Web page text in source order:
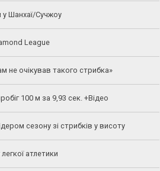
у Шанхаї/Сучжоу
League
не очікував такого стрибка»
100 м за 9,93 сек. +Відео
сезону зі стрибків у висоту
атлетики